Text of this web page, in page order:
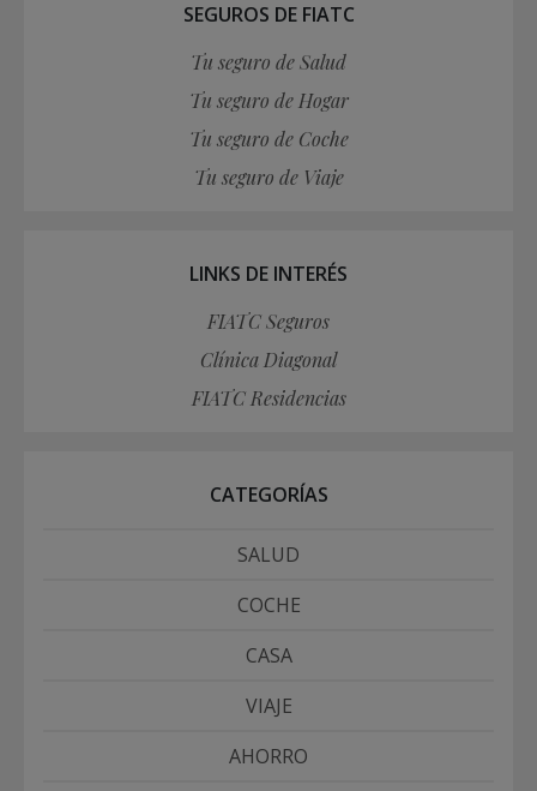
SEGUROS DE FIATC
Tu seguro de Salud
Tu seguro de Hogar
Tu seguro de Coche
Tu seguro de Viaje
LINKS DE INTERÉS
FIATC Seguros
Clínica Diagonal
FIATC Residencias
CATEGORÍAS
SALUD
COCHE
CASA
VIAJE
AHORRO